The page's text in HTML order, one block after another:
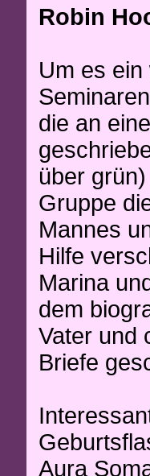
Robin
Um es
die an
über
Gruppe
Mannes
Hilfe
Marina
dem
Vater und
Briefe
Aura